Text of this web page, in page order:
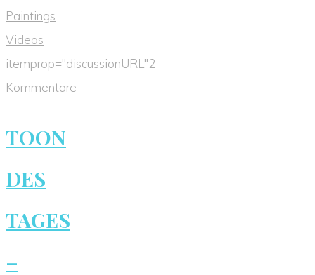
Paintings
Videos
itemprop="discussionURL"2
Kommentare
TOON
DES
TAGES
–